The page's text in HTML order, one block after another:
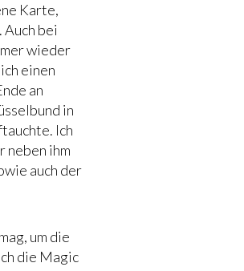
Karte,
Auch bei
wieder
einen
an
in
Ich
neben ihm
auch der
um die
die Magic